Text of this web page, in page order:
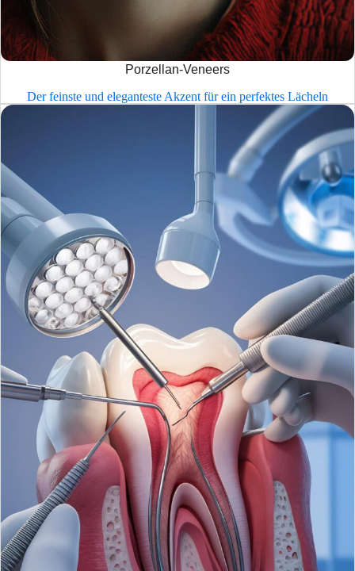
Porzellan-Veneers
Der feinste und eleganteste Akzent für ein perfektes Lächeln